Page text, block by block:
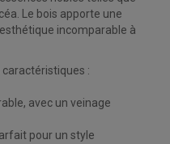
Le bois apporte une
incomparable à
: